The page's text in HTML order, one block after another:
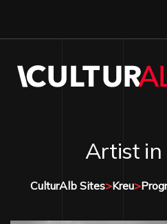
Artist in
CulturAlb Sites>Kreu>